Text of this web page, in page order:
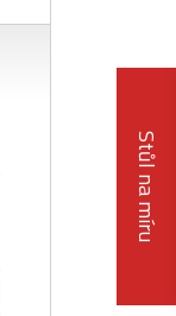
Stůl na míru